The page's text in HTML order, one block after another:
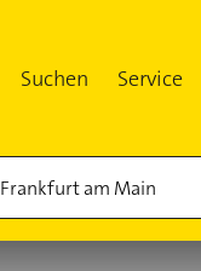
Suchen Service